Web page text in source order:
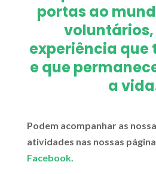
portas ao
voluntários,
experiência
e que
a
Podem acompanhar as
atividades nas nossas
Facebook.